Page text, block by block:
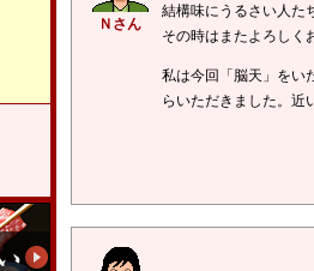
Ｎさん
結構味にうるさい人た
その時はまたよろしく
私は今回「脳天」をい
らいただきました。